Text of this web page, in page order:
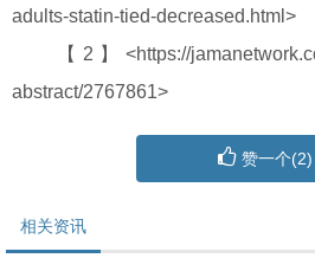
adults-statin-tied-decreased.html>
【2】<https://
abstract/2767861>
赞一个(2)
相关资讯